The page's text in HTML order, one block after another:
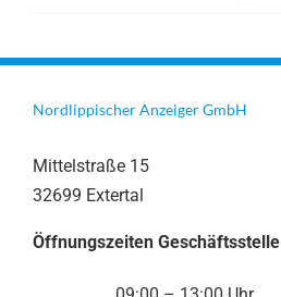
Nordlippischer Anzeiger GmbH
Mittelstraße 15
32699 Extertal
Öffnungszeiten Geschäftsstelle